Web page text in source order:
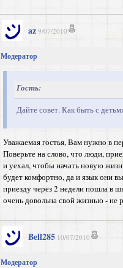
az 9/07/2010
Модератор
Гость:
Дайте совет. Как быть с
Уважаемая гостья, Вам нужно в
Поверьте на слово, что люди,
и уехал, чтобы начать новую
будет комфортно, да и язык они
приезду через 2 недели пошла в
очень довольна свой жизнью - не
Bell285 10/07/2010
Модератор